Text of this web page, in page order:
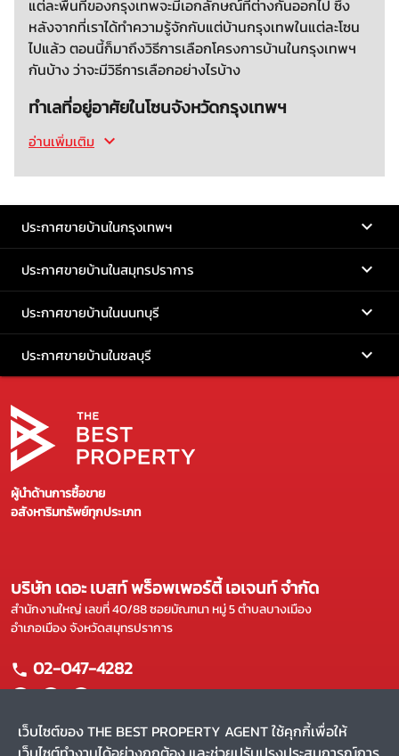
แต่ละพื้นที่ของกรุงเทพจะมีเอกลักษณ์ที่ต่างกันออกไป ซึ่ง
หลังจากที่เราได้ทำความรู้จักกับแต่บ้านกรุงเทพในแต่ละโซน
ไปแล้ว ตอนนี้ก็มาถึงวิธีการเลือกโครงการบ้านในกรุงเทพฯ
กันบ้าง ว่าจะมีวิธีการเลือกอย่างไรบ้าง
ทำเลที่อยู่อาศัยในโซนจังหวัดกรุงเทพฯ
อ่านเพิ่มเติม
ประกาศขายบ้านในกรุงเทพฯ
ประกาศขายบ้านในสมุทรปราการ
ประกาศขายบ้านในนนทบุรี
ประกาศขายบ้านในชลบุรี
ผู้นำด้านการซื้อขาย
อสังหาริมทรัพย์ทุกประเภท
บริษัท เดอะ เบสท์ พร็อพเพอร์ตี้ เอเจนท์ จำกัด
สำนักงานใหญ่ เลขที่ 40/88 ซอยมัณฑนา หมู่ 5 ตำบลบางเมือง
อำเภอเมือง จังหวัดสมุทรปราการ
02-047-4282
เว็บไซต์ของ THE BEST PROPERTY AGENT ใช้คุกกี้เพื่อให้